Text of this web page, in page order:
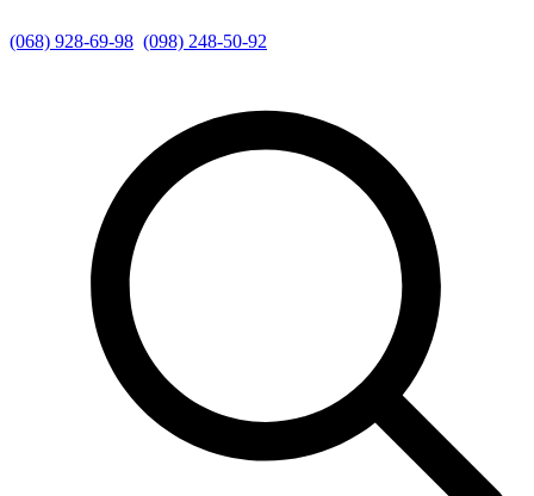
(068) 928-69-98 (098) 248-50-92